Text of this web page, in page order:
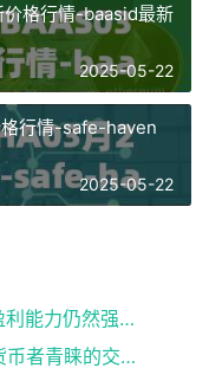
格行情-baasid最新
2025-05-22
行情-safe-haven
2025-05-22
Glassnode：比特币投资者整体盈利能力仍然强劲，更大的波动即将到来
易欧交易所易欧下载：交易者和货币者青睐的交易平台